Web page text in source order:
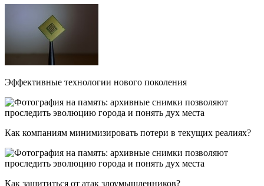
Эффективные технологии нового поколения
Как компаниям минимизировать потери в текущих реалиях?
Как защититься от атак злоумышленников?